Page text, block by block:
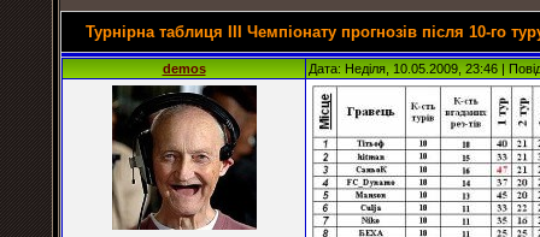
Турнірна таблиця III Чемпіонату прогнозів після 10-го
demos Дата: Неділя, 10.05.2009, 23:46 |